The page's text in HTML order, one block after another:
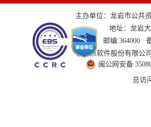
主办单位：龙岩市公共
地址：龙岩
邮编:364000
技术支持：国泰新点软件股份有限
闽公网安备
总访